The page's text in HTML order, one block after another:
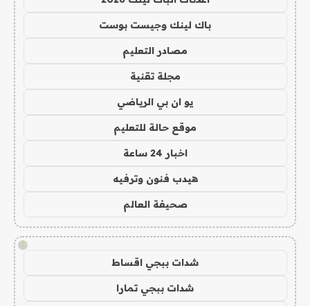
باك لينك وجيست بوست
مصادر التعليم
مجلة تقنية
يو ان بي الرياضي
موقع حالة للتعليم
اخبار 24 ساعة
هيدب فنون وترفيه
صحيفة العالم
!
شدات ببجي اقساط
شدات ببجي تمارا